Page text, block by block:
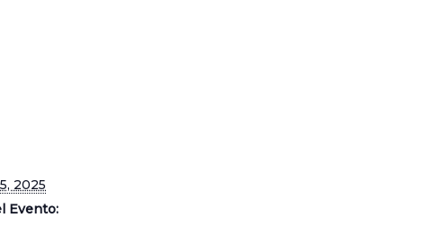
2025
Evento: